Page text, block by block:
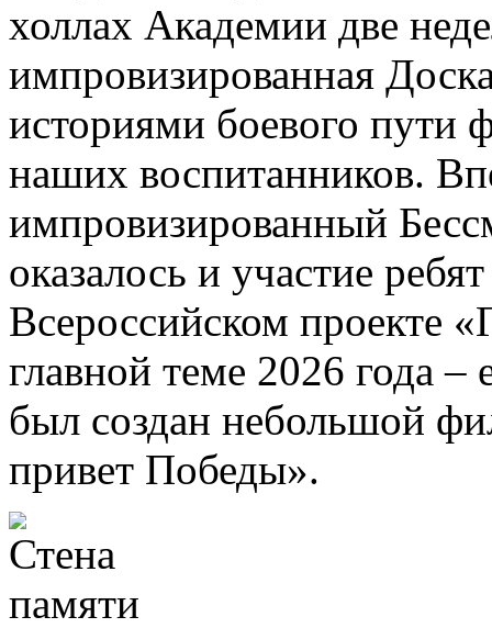
холлах Академии две
импровизированная
историями боевого пути
наших воспитанников.
импровизированный
оказалось и участие
Всероссийском проекте
главной теме 2026 года
был создан небольшой
привет Победы».